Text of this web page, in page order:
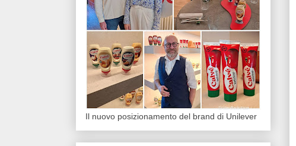
Il nuovo posizionamento del brand di Unilever